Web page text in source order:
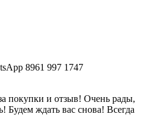
8961 997 1747
покупки и отзыв! Очень рады,
Будем ждать вас снова! Всегда